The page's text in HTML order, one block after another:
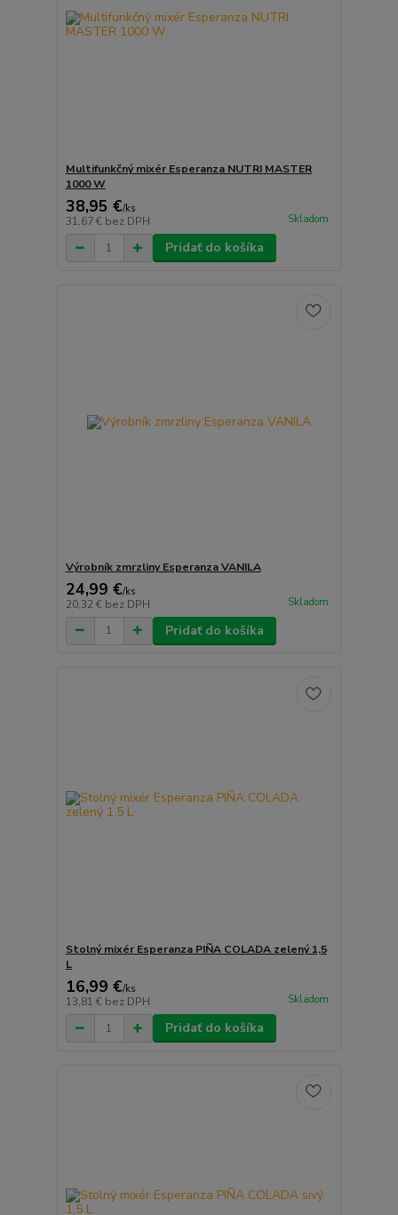
Multifunkčný mixér Esperanza NUTRI MASTER
1000 W
38,95 €/ks
31,67 € bez DPH Skladom
Pridať do košíka
Výrobník zmrzliny Esperanza VANILA
24,99 €/ks
20,32 € bez DPH Skladom
Pridať do košíka
Stolný mixér Esperanza PIÑA COLADA zelený 1,5
L
16,99 €/ks
13,81 € bez DPH Skladom
Pridať do košíka